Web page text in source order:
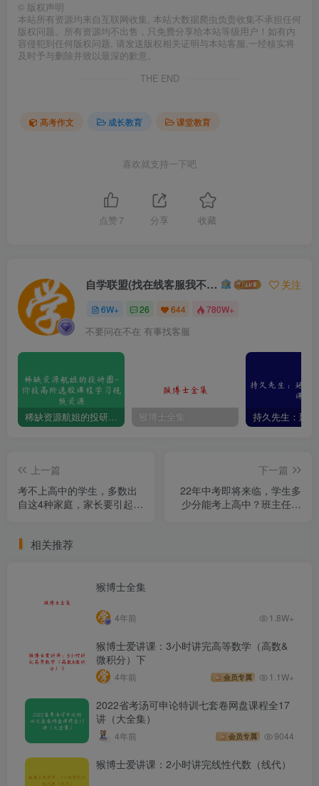
© 版权声明
本站所有资源均来自互联网收集, 本站大数据爬虫负责收集不承担任何
版权问题。所有资源均不出售，只免费分享给本站等级用户！如有内
容侵犯到任何版权问题, 请发送版权相关证明与本站客服,一经核实将
及时予与删除并致以最深的歉意。
THE END
高考作文 成长教育 课堂教育
喜欢就支持一下吧
点赞 7 分享 收藏
自学联盟(找在线客服我不回信息的) 关注
6W+ 26 644 780W+
不要问在不在 有事找客服
稀缺资源航姐的投研圈-价投高阶选股课程学习视频资源 猴博士全集
上一篇
考不上高中的学生，多数出
自这4种家庭，家长要引起重
下一篇
22年中考即将来临，学生多
少分能考上高中？班主任预
相关推荐
猴博士全集
4年前 1.8W+
猴博士爱讲课：3小时讲完高等数学（高数&
微积分）下
4年前 会员专属 1.1W+
2022省考汤可申论特训七套卷网盘课程全17
讲（大全集）
4年前 会员专属 9044
猴博士爱讲课：2小时讲完线性代数（线代）